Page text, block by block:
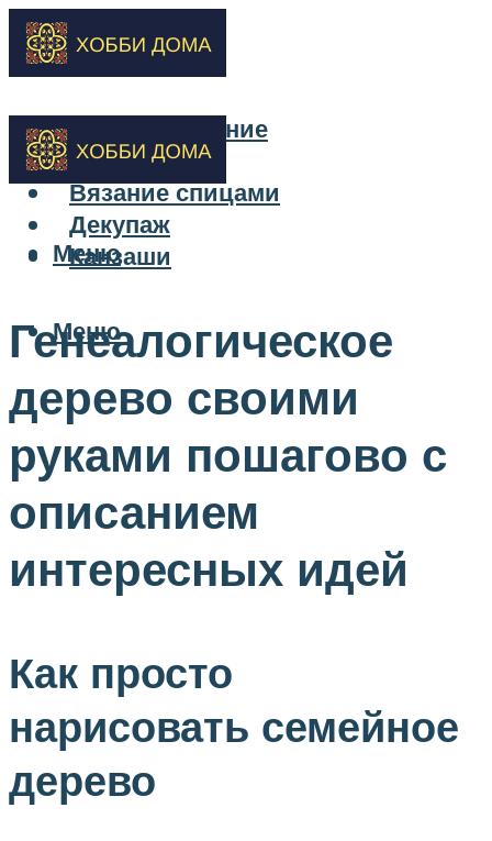
Бисероплетение
Вышивка
Вязание спицами
Декупаж
Канзаши
Меню
Меню
Генеалогическое
дерево своими
руками пошагово с
описанием
интересных идей
Как просто
нарисовать семейное
дерево